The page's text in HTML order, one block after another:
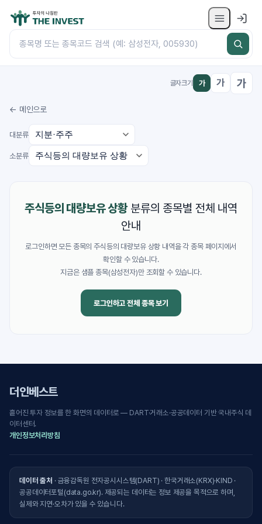
글자크기 가 가 가
← 메인으로
대분류
소분류
주식등의 대량보유 상황분류의 종목별 전체 내역
안내
로그인하면 모든 종목의 주식등의 대량보유 상황 내역을 각 종목 페이지에서
확인할 수 있습니다.
지금은 샘플 종목(삼성전자)만 조회할 수 있습니다.
로그인하고 전체 종목 보기
더인베스트
흩어진 투자 정보를 한 화면의 데이터로 — DART·거래소·공공데이터 기반 국내주식 데
이터센터.
개인정보처리방침
데이터 출처 · 금융감독원 전자공시시스템(DART) · 한국거래소(KRX)·KIND ·
공공데이터포털(data.go.kr). 제공되는 데이터는 정보 제공을 목적으로 하며,
실제와 지연·오차가 있을 수 있습니다.